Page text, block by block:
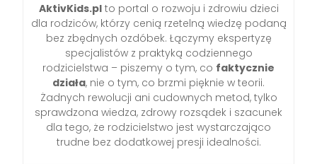
AktivKids.plto portal o rozwoju i zdrowiu dzieci
dla rodziców, którzy cenią rzetelną wiedzę podaną
bez zbędnych ozdóbek. Łączymy ekspertyzę
specjalistów z praktyką codziennego
rodzicielstwa – piszemy o tym, co faktycznie
działa, nie o tym, co brzmi pięknie w teorii.
Żadnych rewolucji ani cudownych metod, tylko
sprawdzona wiedza, zdrowy rozsądek i szacunek
dla tego, że rodzicielstwo jest wystarczająco
trudne bez dodatkowej presji idealności.